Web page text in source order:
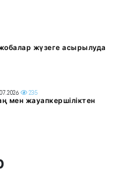
жүзеге асырылуда
235
мен жауапкершіліктен